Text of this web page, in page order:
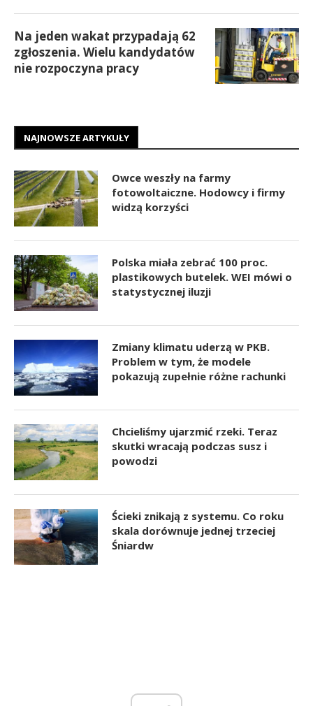
Na jeden wakat przypadają 62
zgłoszenia. Wielu kandydatów
nie rozpoczyna pracy
NAJNOWSZE ARTYKUŁY
Owce weszły na farmy
fotowoltaiczne. Hodowcy i firmy
widzą korzyści
Polska miała zebrać 100 proc.
plastikowych butelek. WEI mówi o
statystycznej iluzji
Zmiany klimatu uderzą w PKB.
Problem w tym, że modele
pokazują zupełnie różne rachunki
Chcieliśmy ujarzmić rzeki. Teraz
skutki wracają podczas susz i
powodzi
Ścieki znikają z systemu. Co roku
skala dorównuje jednej trzeciej
Śniardw